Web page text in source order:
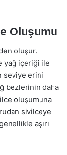
Oluşumu
oluşur.
yağ içeriği ile
seviyelerini
bezlerinin daha
oluşumuna
sivilceye
aşırı